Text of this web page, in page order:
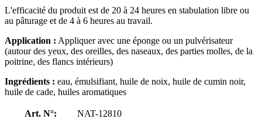
L'efficacité du produit est de 20 à 24 heures en stabulation libre ou
au pâturage et de 4 à 6 heures au travail.
Application : Appliquer avec une éponge ou un pulvérisateur
(autour des yeux, des oreilles, des naseaux, des parties molles, de la
poitrine, des flancs intérieurs)
Ingrédients : eau, émulsifiant, huile de noix, huile de cumin noir,
huile de cade, huiles aromatiques
Art. N°:
NAT-12810